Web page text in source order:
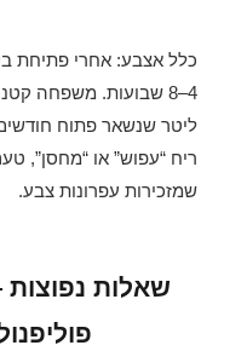
כלל אצבע: אחרי פתיחת
ליטר שנשאר פתוח
ריח “עפוש” או “מחסן”,
שמזכירות עפרונות צבע.
שאלות